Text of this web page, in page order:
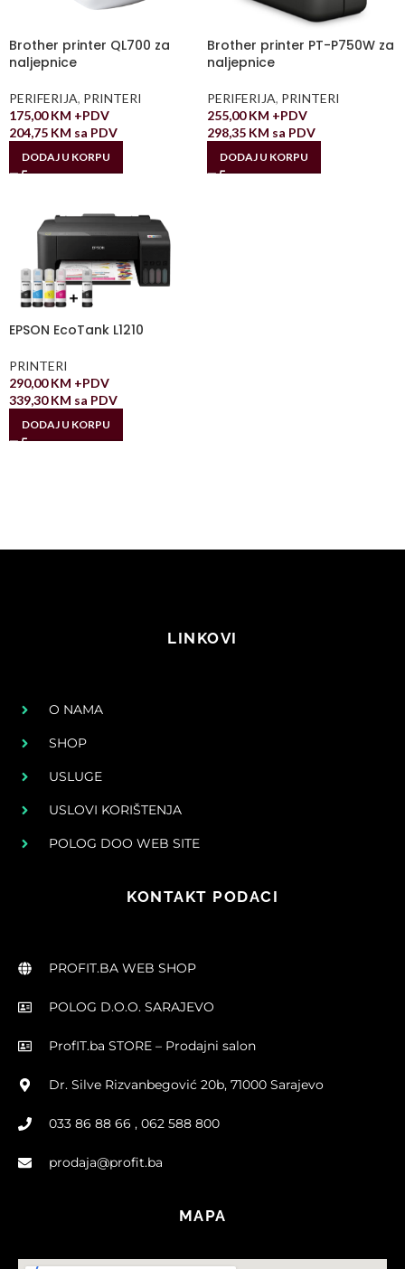
Brother printer QL700 za
naljepnice
PERIFERIJA, PRINTERI
175,00KM +PDV
204,75 KM sa PDV
DODAJ U KORPU
Brother printer PT-P750W za
naljepnice
PERIFERIJA, PRINTERI
255,00KM +PDV
298,35 KM sa PDV
DODAJ U KORPU
EPSON EcoTank L1210
PRINTERI
290,00KM +PDV
339,30KM sa PDV
DODAJ U KORPU
LINKOVI
O NAMA
SHOP
USLUGE
USLOVI KORIŠTENJA
POLOG DOO WEB SITE
KONTAKT PODACI
PROFIT.BA WEB SHOP
POLOG D.O.O. SARAJEVO
ProfIT.ba STORE – Prodajni salon
Dr. Silve Rizvanbegović 20b, 71000 Sarajevo
033 86 88 66 , 062 588 800
prodaja@profit.ba
MAPA